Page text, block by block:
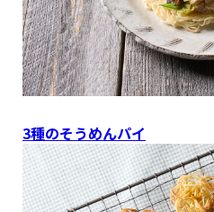
3種のそうめんパイ